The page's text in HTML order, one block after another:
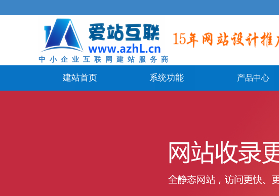
中 小 企 业 互 联 网 建 站 服 务 商
建站首页 系统功能 产品中心